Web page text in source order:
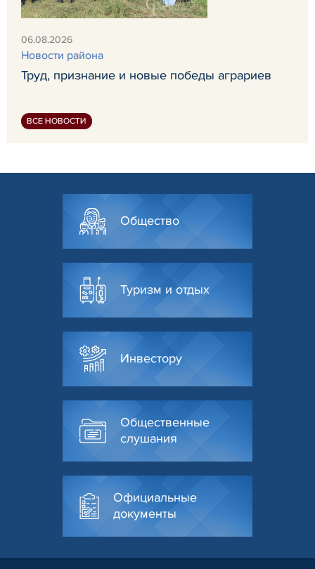
06.08.2026
Новости района
Труд, признание и новые победы аграриев
ВСЕ НОВОСТИ
Общество
Туризм и отдых
Инвестору
Общественные
слушания
Официальные
документы